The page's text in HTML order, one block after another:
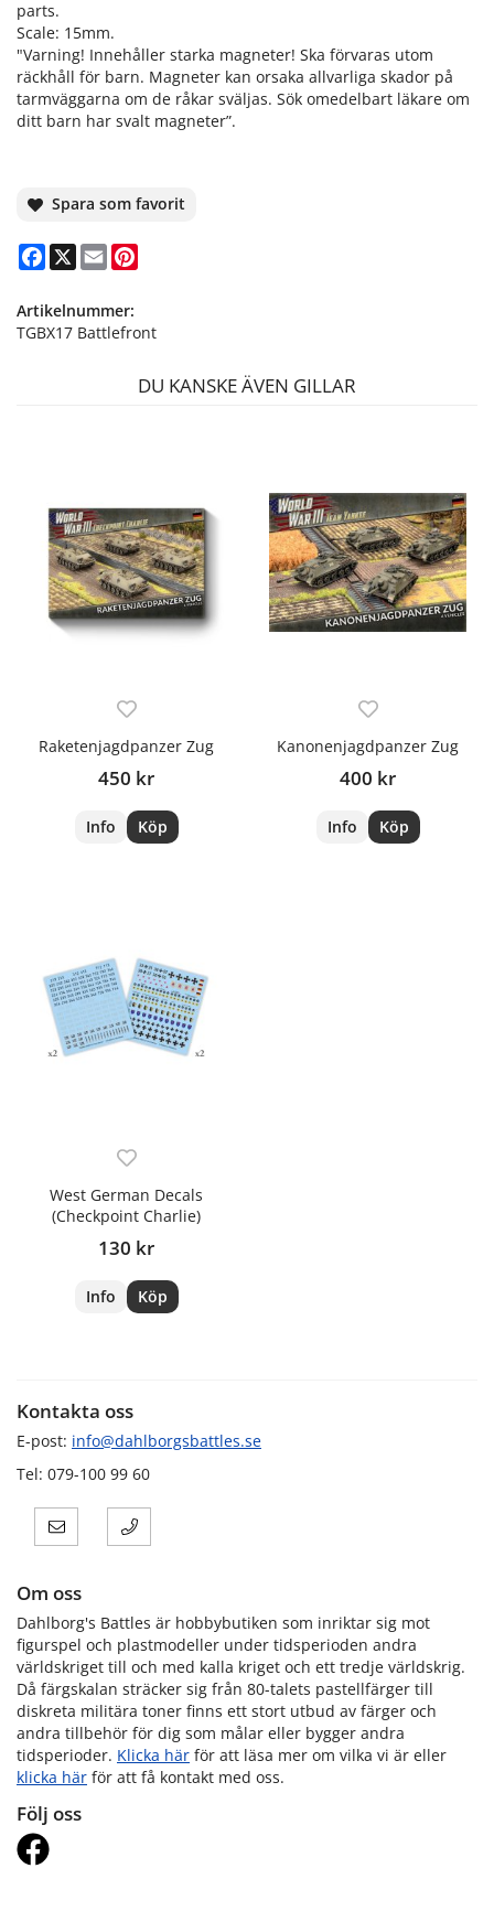
parts.
Scale: 15mm.
"Varning! Innehåller starka magneter! Ska förvaras utom
räckhåll för barn. Magneter kan orsaka allvarliga skador på
tarmväggarna om de råkar sväljas. Sök omedelbart läkare om
ditt barn har svalt magneter”.
Spara som favorit
Facebook
X Email
Artikelnummer:
TGBX17 Battlefront
DU KANSKE ÄVEN GILLAR
Raketenjagdpanzer Zug
450 kr
Info Köp
Kanonenjagdpanzer Zug
400 kr
Info Köp
West German Decals
(Checkpoint Charlie)
130 kr
Info Köp
Kontakta oss
E-post: info@dahlborgsbattles.se
Tel: 079-100 99 60
Om oss
Dahlborg's Battles är hobbybutiken som inriktar sig mot
figurspel och plastmodeller under tidsperioden andra
världskriget till och med kalla kriget och ett tredje världskrig.
Då färgskalan sträcker sig från 80-talets pastellfärger till
diskreta militära toner finns ett stort utbud av färger och
andra tillbehör för dig som målar eller bygger andra
tidsperioder. Klicka här för att läsa mer om vilka vi är eller
klicka här för att få kontakt med oss.
Följ oss